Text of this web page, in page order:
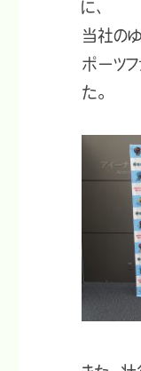
に、
当社の
ポーツフ
た。